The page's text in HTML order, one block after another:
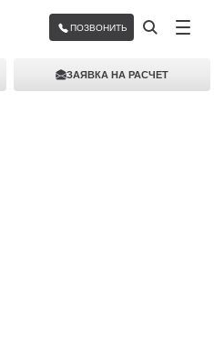
ПОЗВОНИТЬ
ЗАЯВКА НА РАСЧЕТ